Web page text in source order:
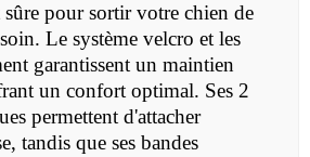
pour sortir votre chien de
Le système velcro et les
garantissent un maintien
un confort optimal. Ses 2
permettent d'attacher
tandis que ses bandes